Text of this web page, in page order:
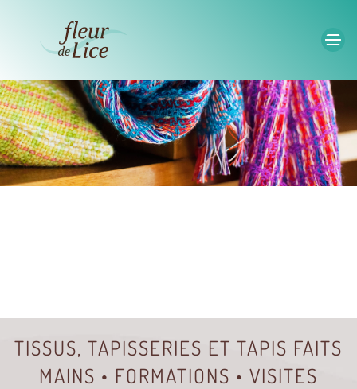
Accéder au contenu principal
TISSUS, TAPISSERIES ET TAPIS FAITS
MAINS • FORMATIONS • VISITES